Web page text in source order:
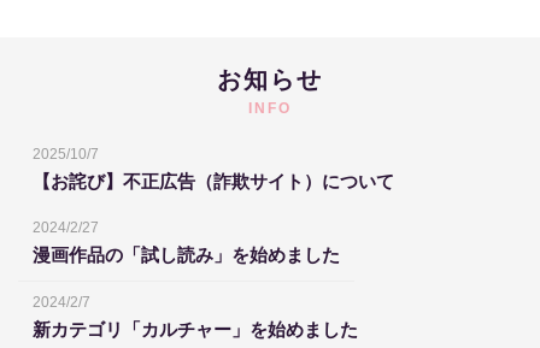
お知らせ
INFO
2025/10/7
【お詫び】不正広告（詐欺サイト）について
2024/2/27
漫画作品の「試し読み」を始めました
2024/2/7
新カテゴリ「カルチャー」を始めました